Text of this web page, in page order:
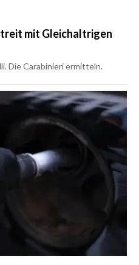
mit Gleichaltrigen
Die Carabinieri ermitteln.